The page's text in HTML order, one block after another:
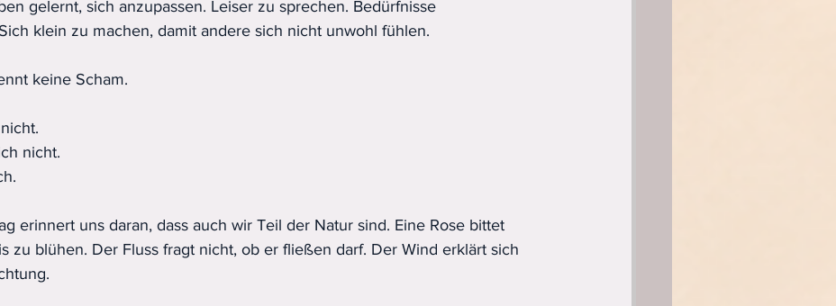
gelernt, sich anzupassen. Leiser zu sprechen. Bedürfnisse
klein zu machen, damit andere sich nicht unwohl fühlen.
keine Scham.
nicht.
erinnert uns daran, dass auch wir Teil der Natur sind. Eine Rose bittet
zu blühen. Der Fluss fragt nicht, ob er fließen darf. Der Wind erklärt sich